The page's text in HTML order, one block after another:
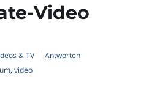
Video
& TV
Antworten
, video